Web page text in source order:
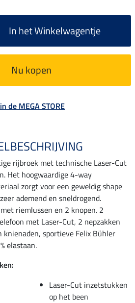
In het Winkelwagentje
Nu kopen
de MEGA STORE
rijbroek met technische Laser-Cut
Het hoogwaardige 4-way
zorgt voor een geweldig shape
ademend en sneldrogend.
riemlussen en 2 knopen. 2
met Laser-Cut, 2 nepzakken
knienaden, sportieve Felix Bühler
elastaan.
Laser-Cut inzetstukken
op het been